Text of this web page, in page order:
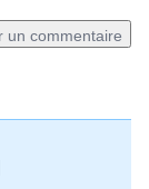
un commentaire